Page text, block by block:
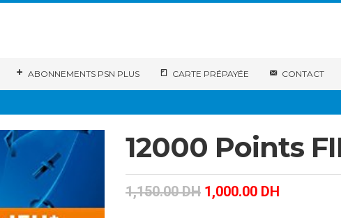
ABONNEMENTS PSN PLUS CARTE PRÉPAYÉE CONTACT
12000 Points
1,150.00DH 1,000.00 DH